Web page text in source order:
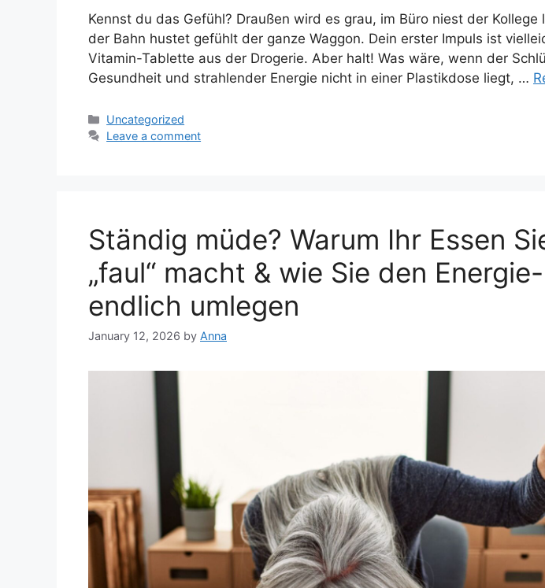
Kennst du das Gefühl? Draußen wird es grau, im Büro niest der Kollege
der Bahn hustet gefühlt der ganze Waggon. Dein erster Impuls ist
Vitamin-Tablette aus der Drogerie. Aber halt! Was wäre, wenn der
Gesundheit und strahlender Energie nicht in einer Plastikdose liegt, …
Categories
Uncategorized
Leave a comment
Ständig müde? Warum Ihr Essen
„faul“ macht & wie Sie den
endlich umlegen
January 12, 2026 by Anna